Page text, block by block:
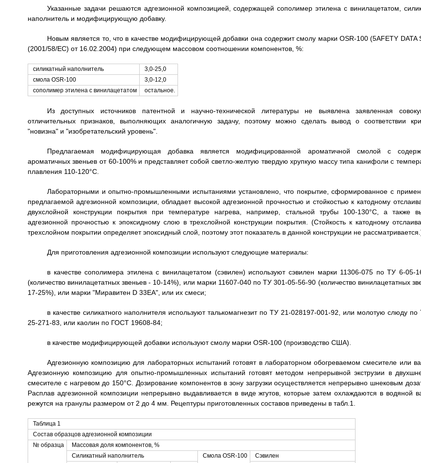
Указанные задачи решаются адгезионной композицией, содержащей сополимер этилена с винилацетатом,
наполнитель и модифицирующую добавку.
Новым является то, что в качестве модифицирующей добавки она содержит смолу марки OSR-100 (5AFETY DATA
(2001/58/EC) от 16.02.2004) при следующем массовом соотношении компонентов, %:
силикатный наполнитель
3,0-25,0
смола OSR-100
3,0-12,0
сополимер этилена с винилацетатом
остальное.
Из доступных источников патентной и научно-технической литературы не выявлена заявленная
отличительных признаков, выполняющих аналогичную задачу, поэтому можно сделать вывод о соответствии
"новизна" и "изобретательский уровень".
Предлагаемая модифицирующая добавка является модифицированной ароматичной смолой с
ароматичных звеньев от 60-100% и представляет собой светло-желтую твердую хрупкую массу типа канифоли с
плавления 110-120°С.
Лабораторными и опытно-промышленными испытаниями установлено, что покрытие, сформированное с
предлагаемой адгезионной композиции, обладает высокой адгезионной прочностью и стойкостью к катодному
двухслойной конструкции покрытия при температуре нагрева, например, стальной трубы 100-130°С, а также
адгезионной прочностью к эпоксидному слою в трехслойной конструкции покрытия. (Стойкость к катодному
трехслойном покрытии определяет эпоксидный слой, поэтому этот показатель в данной конструкции не
Для приготовления адгезионной композиции используют следующие материалы:
в качестве сополимера этилена с винилацетатом (сэвилен) используют сэвилен марки 11306-075 по ТУ 6-05-
(количество винилацетатных звеньев - 10-14%), или марки 11607-040 по ТУ 301-05-56-90 (количество винилацетатных
17-25%), или марки "Миравитен D 33ЕА", или их смеси;
в качестве силикатного наполнителя используют талькомагнезит по ТУ 21-028197-001-92, или молотую слюду
25-271-83, или каолин по ГОСТ 19608-84;
в качестве модифицирующей добавки используют смолу марки OSR-100 (производство США).
Адгезионную композицию для лабораторных испытаний готовят в лабораторном обогреваемом смесителе или
Адгезионную композицию для опытно-промышленных испытаний готовят методом непрерывной экструзии в
смесителе с нагревом до 150°С. Дозирование компонентов в зону загрузки осуществляется непрерывно шнековым
Расплав адгезионной композиции непрерывно выдавливается в виде жгутов, которые затем охлаждаются в водяной
режутся на гранулы размером от 2 до 4 мм. Рецептуры приготовленных составов приведены в табл.1.
Таблица 1
Состав образцов адгезионной композиции
№ образца
Массовая доля компонентов, %
Силикатный наполнитель
Смола OSR-100
Сэвилен